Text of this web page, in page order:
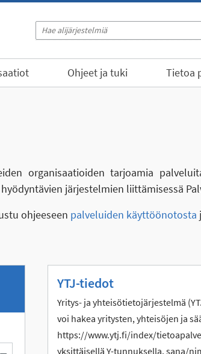
Ohjeet ja tuki Tietoa
organisaatioiden tarjoamia
järjestelmien liittämisessä
ohjeeseen palveluiden käyttöönotosta
YTJ-tiedot
Yritys- ja yhteisötietojärjestelmä
voi hakea yritysten, yhteisöjen ja
https://www.ytj.fi/index/
yksittäisellä Y-tunnuksella, sana/